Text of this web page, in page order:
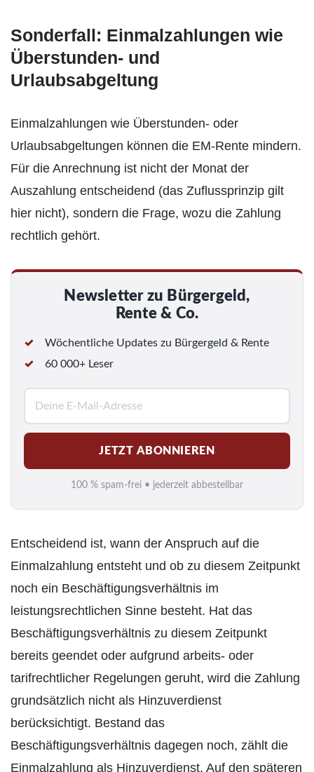
Sonderfall: Einmalzahlungen wie
Überstunden- und
Urlaubsabgeltung
Einmalzahlungen wie Überstunden- oder
Urlaubsabgeltungen können die EM-Rente mindern.
Für die Anrechnung ist nicht der Monat der
Auszahlung entscheidend (das Zuflussprinzip gilt
hier nicht), sondern die Frage, wozu die Zahlung
rechtlich gehört.
Newsletter zu Bürgergeld,
Rente & Co.
Wöchentliche Updates zu Bürgergeld & Rente
60 000+ Leser
M
a
i
l
*
JETZT ABONNIEREN
100 % spam-frei • jederzeit abbestellbar
Entscheidend ist, wann der Anspruch auf die
Einmalzahlung entsteht und ob zu diesem Zeitpunkt
noch ein Beschäftigungsverhältnis im
leistungsrechtlichen Sinne besteht. Hat das
Beschäftigungsverhältnis zu diesem Zeitpunkt
bereits geendet oder aufgrund arbeits- oder
tarifrechtlicher Regelungen geruht, wird die Zahlung
grundsätzlich nicht als Hinzuverdienst
berücksichtigt. Bestand das
Beschäftigungsverhältnis dagegen noch, zählt die
Einmalzahlung als Hinzuverdienst. Auf den späteren